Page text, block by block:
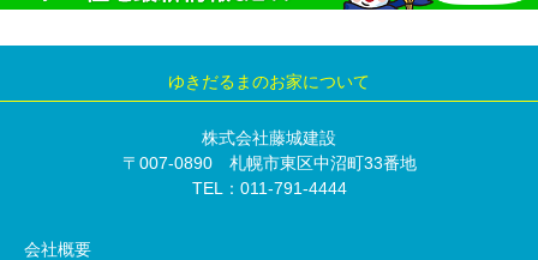
ゆきだるまのお家について
株式会社藤城建設
〒007-0890 札幌市東区中沼町33番地
TEL：011-791-4444
会社概要